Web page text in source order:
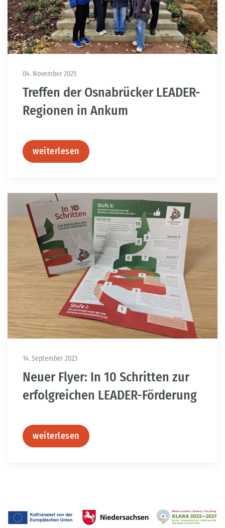
04. November 2025
Treffen der Osnabrücker LEADER-
Regionen in Ankum
weiterlesen
14. September 2023
Neuer Flyer: In 10 Schritten zur
erfolgreichen LEADER-Förderung
weiterlesen